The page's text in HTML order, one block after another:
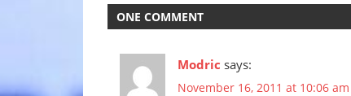
ONE COMMENT
Modric says:
November 16, 2011 at 10:06 am